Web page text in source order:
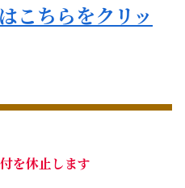
こちらをクリッ
を休止します